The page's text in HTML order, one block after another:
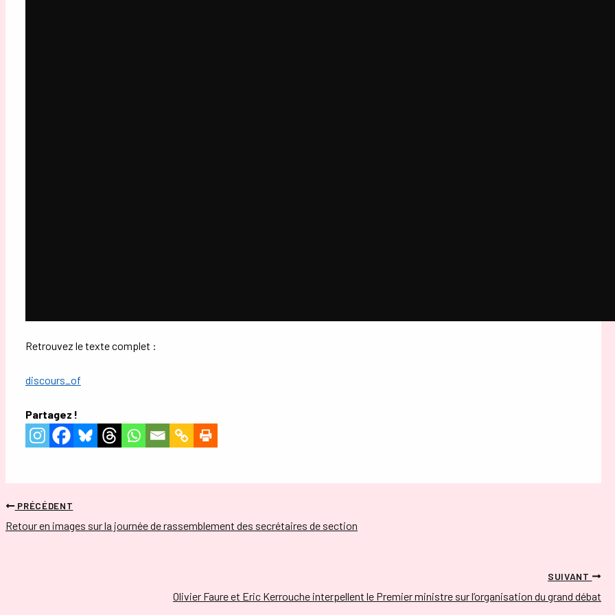
Retrouvez le texte complet :
discours_of
Partagez !
PRÉCÉDENT
Retour en images sur la journée de rassemblement des secrétaires de section
SUIVANT
Olivier Faure et Eric Kerrouche interpellent le Premier ministre sur l’organisation du grand débat